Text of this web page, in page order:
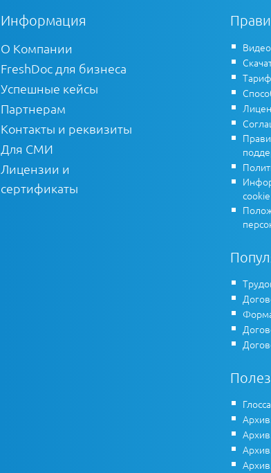
Информация
О Компании
FreshDoc для бизнеса
Успешные кейсы
Партнерам
Контакты и реквизиты
Для СМИ
Лицензии и
сертификаты
cookie